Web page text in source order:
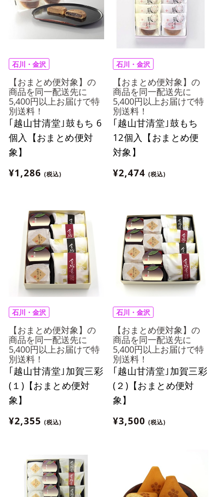
石川・金沢
【おまとめ便対象】の
商品を同一配送先に
5,400円以上お届けで特
別送料！
｢越山甘清堂｣鼓もち 6
個入【おまとめ便対
象】
¥1,286 (税込)
石川・金沢
【おまとめ便対象】の
商品を同一配送先に
5,400円以上お届けで特
別送料！
｢越山甘清堂｣鼓もち
12個入【おまとめ便
対象】
¥2,474 (税込)
石川・金沢
【おまとめ便対象】の
商品を同一配送先に
5,400円以上お届けで特
別送料！
｢越山甘清堂｣加賀三彩
(１)【おまとめ便対
象】
¥2,355 (税込)
石川・金沢
【おまとめ便対象】の
商品を同一配送先に
5,400円以上お届けで特
別送料！
｢越山甘清堂｣加賀三彩
(２)【おまとめ便対
象】
¥3,500 (税込)